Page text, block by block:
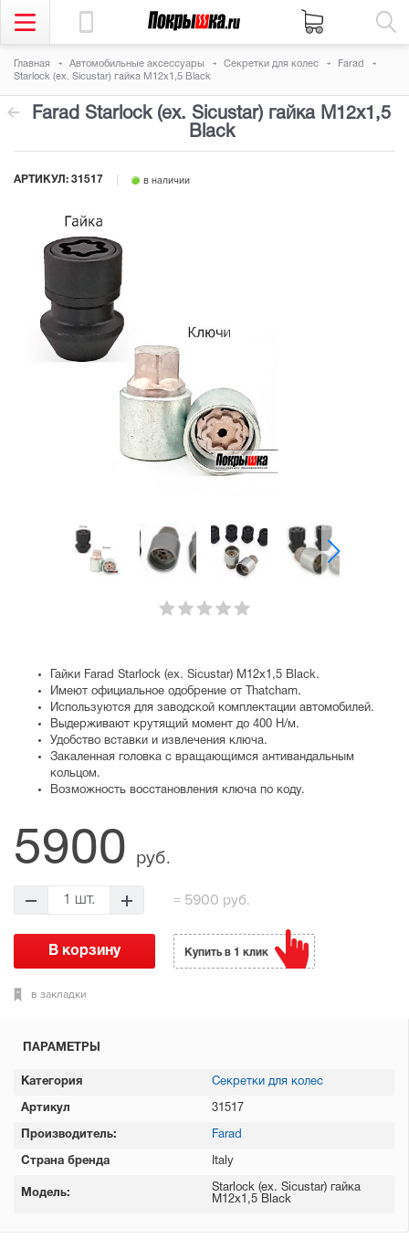
Главная Автомобильные аксессуары Секретки для колес
Farad
Starlock (ex. Sicustar) гайка М12x1,5 Black
Farad Starlock (ex. Sicustar) гайка М12x1,5
Black
АРТИКУЛ: 31517 в наличии
Гайки Farad Starlock (ex. Sicustar) М12x1,5 Black.
Имеют официальное одобрение от Thatcham.
Используются для заводской комплектации автомобилей.
Выдерживают крутящий момент до 400 Н/м.
Удобство вставки и извлечения ключа.
Закаленная головка с вращающимся антивандальным
кольцом.
Возможность восстановления ключа по коду.
5900 руб.
= 5900 руб.
в закладки
Купить в 1 клик
ПАРАМЕТРЫ
Категория Секретки для колес
Артикул 31517
Производитель: Farad
Страна бренда Italy
Модель:
Starlock (ex. Sicustar) гайка
М12x1,5 Black